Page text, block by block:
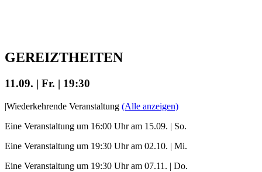
GEREIZTHEITEN
11.09. | Fr. | 19:30
|Wiederkehrende Veranstaltung (Alle anzeigen)
Eine Veranstaltung um 16:00 Uhr am 15.09. | So.
Eine Veranstaltung um 19:30 Uhr am 02.10. | Mi.
Eine Veranstaltung um 19:30 Uhr am 07.11. | Do.